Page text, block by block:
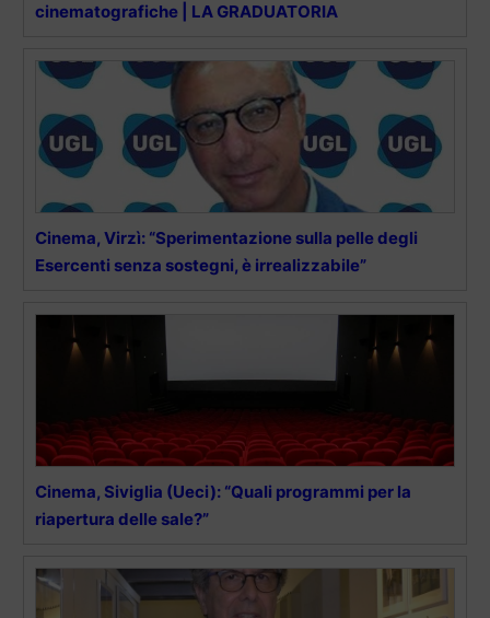
cinematografiche | LA GRADUATORIA
Cinema, Virzì: “Sperimentazione sulla pelle degli
Esercenti senza sostegni, è irrealizzabile”
Cinema, Siviglia (Ueci): “Quali programmi per la
riapertura delle sale?”